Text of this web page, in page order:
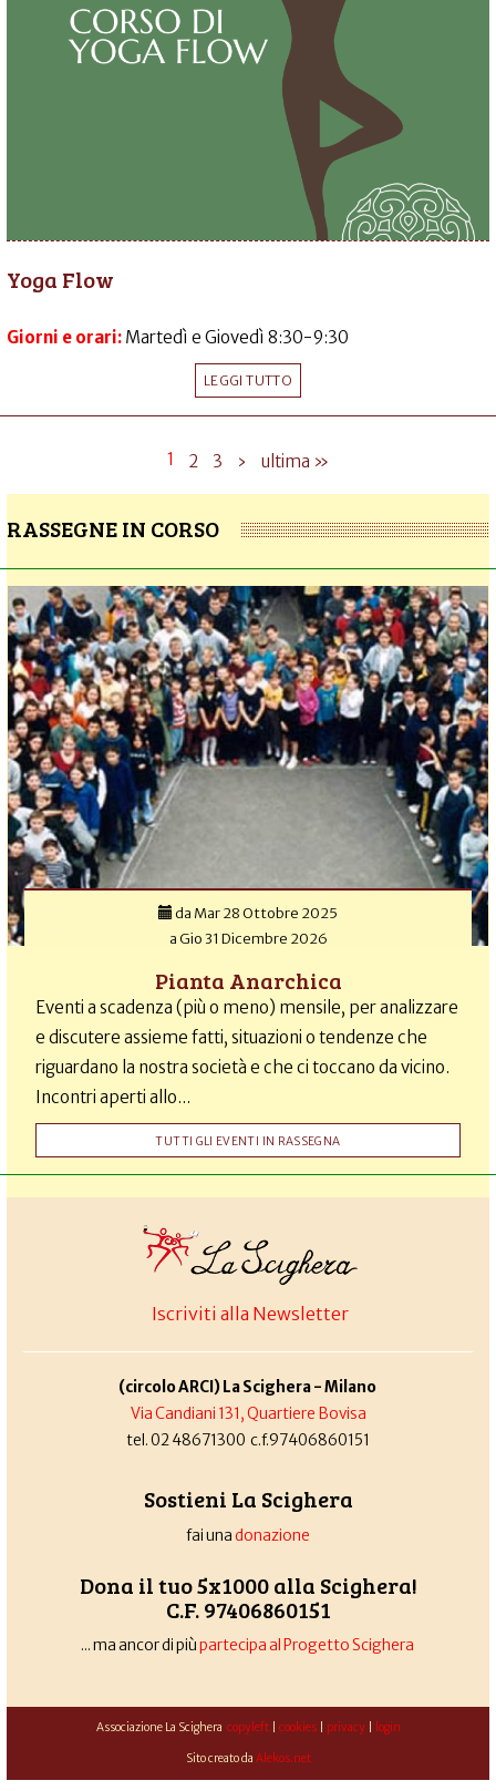
Yoga Flow
Giorni e orari: Martedì e Giovedì 8:30-9:30
LEGGI TUTTO
1 2 3 › ultima »
RASSEGNE IN CORSO
da Mar 28 Ottobre 2025
aGio 31 Dicembre 2026
Pianta Anarchica
Eventi a scadenza (più o meno) mensile, per analizzare
e discutere assieme fatti, situazioni o tendenze che
riguardano la nostra società e che ci toccano da vicino.
Incontri aperti allo...
TUTTI GLI EVENTI IN RASSEGNA
Iscriviti alla Newsletter
(circolo ARCI) La Scighera - Milano
Via Candiani 131, Quartiere Bovisa
tel. 02 48671300 c.f.97406860151
Sostieni La Scighera
fai unadonazione
Dona il tuo 5x1000 alla Scighera!
C.F. 97406860151
... ma ancor di piùpartecipa al Progetto Scighera
Associazione La Scighera copyleft| cookies| privacy| login
Sito creato da Alekos.net